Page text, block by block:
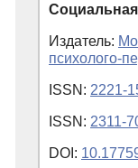
Издатель:
психолого-
ISSN: 2221-
ISSN: 2311-
DOI: